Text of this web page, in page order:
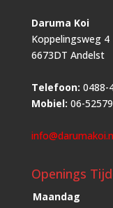
Daruma Koi
Koppelingsweg 4
6673DT Andelst
Telefoon: 0488-
Mobiel: 06-
Openings
Maandag